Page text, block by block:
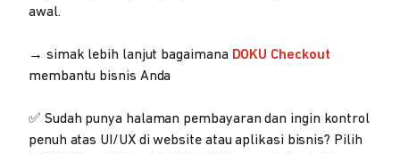
awal.
→ simak lebih lanjut bagaimana DOKU Checkout
membantu bisnis Anda
✅ Sudah punya halaman pembayaran dan ingin kontrol
penuh atas UI/UX di website atau aplikasi bisnis? Pilih